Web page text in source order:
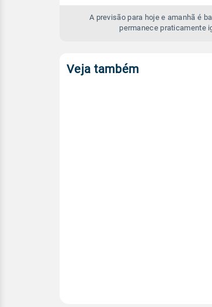
A previsão para hoje e amanhã é
permanece praticamente
Veja também